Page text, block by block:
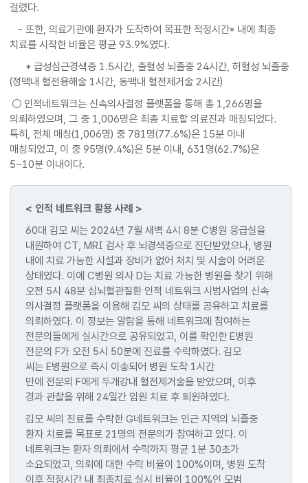
걸렸다.
- 또한, 의료기관에 환자가 도착하여 목표한 적정시간* 내에 최종
치료를 시작한 비율은 평균 93.9%였다.
* 급성심근경색증 1.5시간, 출혈성 뇌졸중 24시간, 허혈성 뇌졸중
(정맥내 혈전용해술 1시간, 동맥내 혈전제거술 2시간)
○ 인적네트워크는 신속의사결정 플랫폼을 통해 총 1,266명을
의뢰하였으며, 그 중 1,006명은 최종 치료할 의료진과 매칭되었다.
특히, 전체 매칭(1,006명) 중 781명(77.6%)은 15분 이내
매칭되었고, 이 중 95명(9.4%)은 5분 이내, 631명(62.7%)은
5~10분 이내이다.
< 인적 네트워크 활용 사례 >
60대 김모 씨는 2024년 7월 새벽 4시 8분 C병원 응급실을
내원하여 CT, MRI 검사 후 뇌경색증으로 진단받았으나, 병원
내에 치료 가능한 시설과 장비가 없어 처치 및 시술이 어려운
상태였다. 이에 C병원 의사 D는 치료 가능한 병원을 찾기 위해
오전 5시 48분 심뇌혈관질환 인적 네트워크 시범사업의 신속
의사결정 플랫폼을 이용해 김모 씨의 상태를 공유하고 치료를
의뢰하였다. 이 정보는 알람을 통해 네트워크에 참여하는
전문의들에게 실시간으로 공유되었고, 이를 확인한 E병원
전문의 F가 오전 5시 50분에 진료를 수락하였다. 김모
씨는 E병원으로 즉시 이송되어 병원 도착 1시간
만에 전문의 F에게 두개강내 혈전제거술을 받았으며, 이후
경과 관찰을 위해 24일간 입원 치료 후 퇴원하였다.
김모 씨의 진료를 수락한 G네트워크는 인근 지역의 뇌졸중
환자 치료를 목표로 21명의 전문의가 참여하고 있다. 이
네트워크는 환자 의뢰에서 수락까지 평균 1분 30초가
소요되었고, 의뢰에 대한 수락 비율이 100%이며, 병원 도착
이후 적정시간 내 최종치료 실시 비율이 100%인 모범